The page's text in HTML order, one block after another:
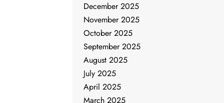
December 2025
November 2025
October 2025
September 2025
August 2025
July 2025
April 2025
March 2025